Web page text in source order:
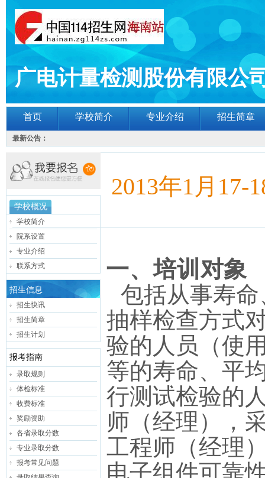
广电计量检测股份有限公
首页 学校简介 专业介绍 招生简章
最新公告：
学校概况
学校简介
院系设置
专业介绍
联系方式
招生信息
招生快讯
招生简章
招生计划
报考指南
录取规则
体检标准
收费标准
奖励资助
各省录取分数
专业录取分数
报考常见问题
2013年1月17-
一、培训对象
包括从事寿
抽样检查方式
验的人员（使
等的寿命、平
行测试检验的
师（经理），
工程师（经理
电子组件可靠